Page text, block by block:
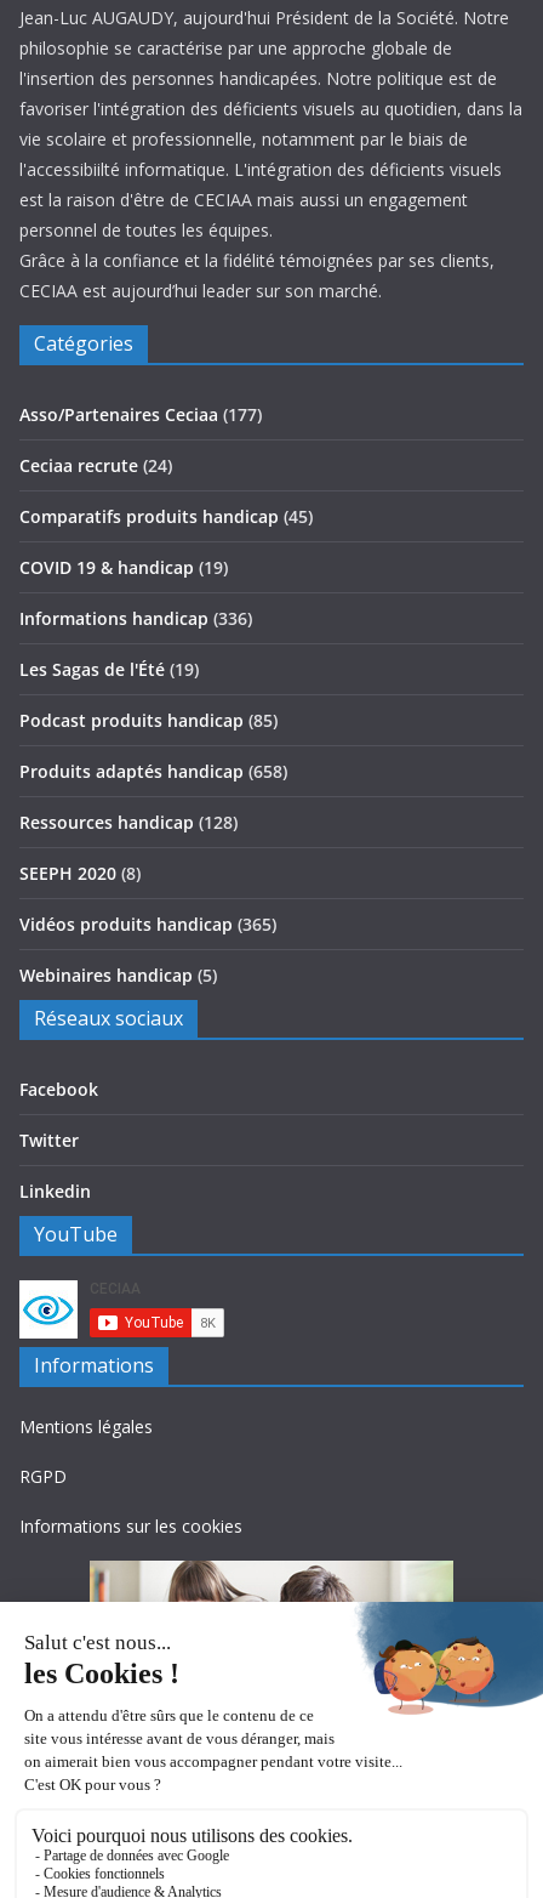
Jean-Luc AUGAUDY, aujourd'hui Président de la Société. Notre
philosophie se caractérise par une approche globale de
l'insertion des personnes handicapées. Notre politique est de
favoriser l'intégration des déficients visuels au quotidien, dans la
vie scolaire et professionnelle, notamment par le biais de
l'accessibiilté informatique. L'intégration des déficients visuels
est la raison d'être de CECIAA mais aussi un engagement
personnel de toutes les équipes.
Grâce à la confiance et la fidélité témoignées par ses clients,
CECIAA est aujourd’hui leader sur son marché.
Catégories
Asso/Partenaires Ceciaa (177)
Ceciaa recrute (24)
Comparatifs produits handicap (45)
COVID 19 & handicap (19)
Informations handicap (336)
Les Sagas de l'Été (19)
Podcast produits handicap (85)
Produits adaptés handicap (658)
Ressources handicap (128)
SEEPH 2020 (8)
Vidéos produits handicap (365)
Webinaires handicap (5)
Réseaux sociaux
Facebook
Twitter
Linkedin
YouTube
Informations
Mentions légales
RGPD
Informations sur les cookies